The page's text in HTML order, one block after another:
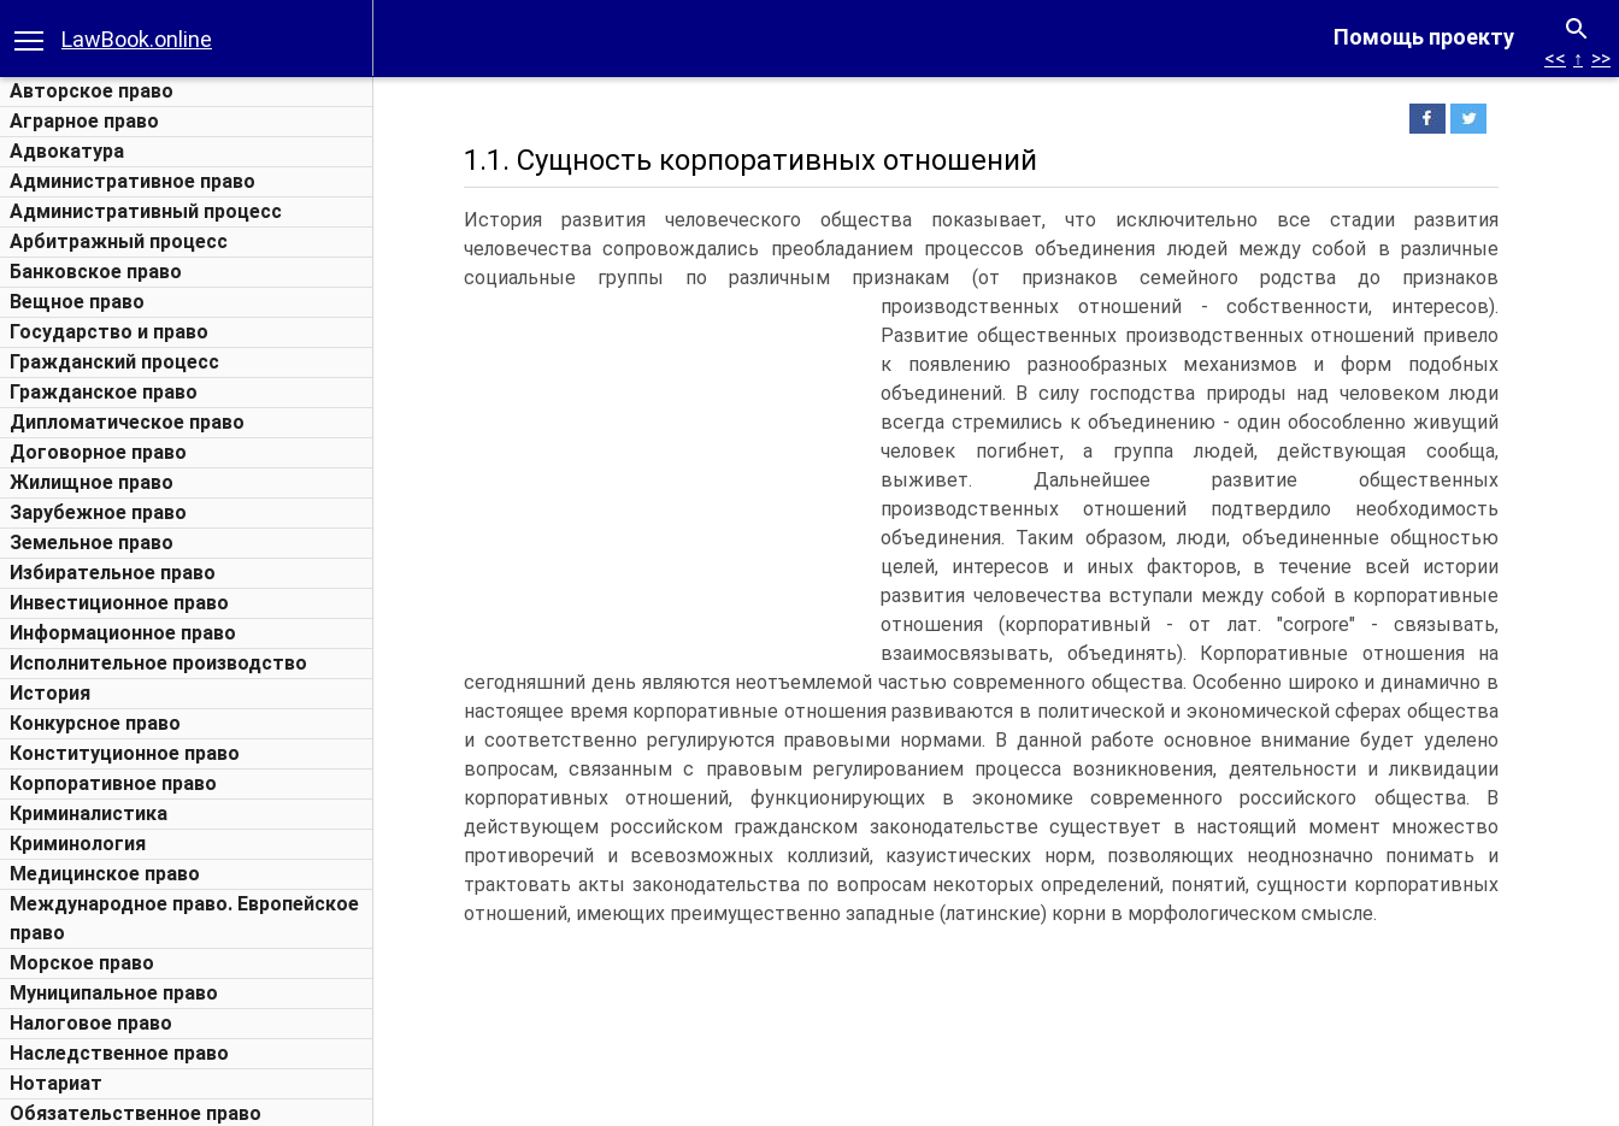
Помощь проекту
LawBook.online
Авторское право
Аграрное право
Адвокатура
Административное право
Административный процесс
Арбитражный процесс
Банковское право
Вещное право
Государство и право
Гражданский процесс
Гражданское право
Дипломатическое право
Договорное право
Жилищное право
Зарубежное право
Земельное право
Избирательное право
Инвестиционное право
Информационное право
Исполнительное производство
История
Конкурсное право
Конституционное право
Корпоративное право
Криминалистика
Криминология
Медицинское право
Международное право. Европейское
право
Морское право
Муниципальное право
Налоговое право
Наследственное право
Нотариат
Обязательственное право
<< ↑ >>
1.1. Сущность корпоративных отношений
История развития человеческого общества показывает, что исключительно все стадии развития
человечества сопровождались преобладанием процессов объединения людей между собой в различные
социальные группы по различным признакам (от признаков семейного родства до признаков
производственных отношений - собственности, интересов).
Развитие общественных производственных отношений привело
к появлению разнообразных механизмов и форм подобных
объединений. В силу господства природы над человеком люди
всегда стремились к объединению - один обособленно живущий
человек погибнет, а группа людей, действующая сообща,
выживет. Дальнейшее развитие общественных
производственных отношений подтвердило необходимость
объединения. Таким образом, люди, объединенные общностью
целей, интересов и иных факторов, в течение всей истории
развития человечества вступали между собой в корпоративные
отношения (корпоративный - от лат. "corpore" - связывать,
взаимосвязывать, объединять). Корпоративные отношения на
сегодняшний день являются неотъемлемой частью современного общества. Особенно широко и динамично в
настоящее время корпоративные отношения развиваются в политической и экономической сферах общества
и соответственно регулируются правовыми нормами. В данной работе основное внимание будет уделено
вопросам, связанным с правовым регулированием процесса возникновения, деятельности и ликвидации
корпоративных отношений, функционирующих в экономике современного российского общества. В
действующем российском гражданском законодательстве существует в настоящий момент множество
противоречий и всевозможных коллизий, казуистических норм, позволяющих неоднозначно понимать и
трактовать акты законодательства по вопросам некоторых определений, понятий, сущности корпоративных
отношений, имеющих преимущественно западные (латинские) корни в морфологическом смысле.